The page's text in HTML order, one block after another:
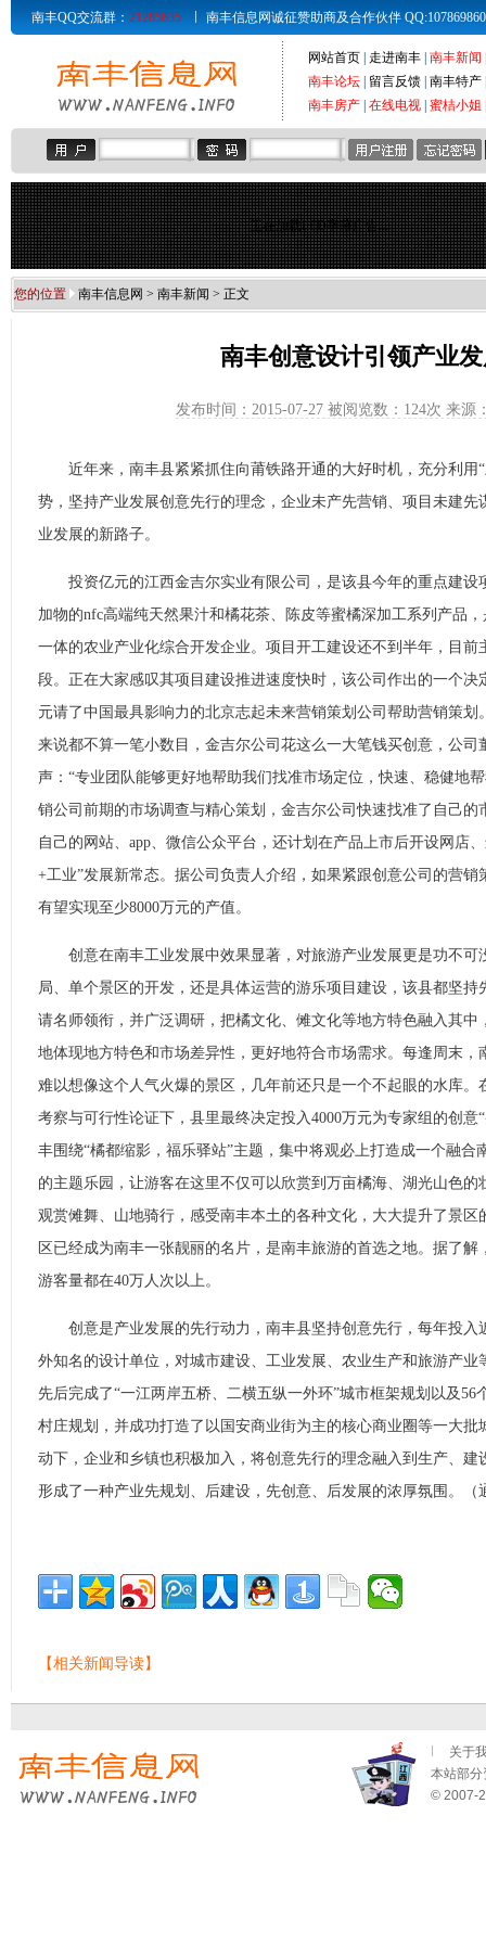
南丰QQ交流群： 21285835 南丰信息网诚征赞助商及合作伙伴
网站首页 走进南丰 南丰新闻
南丰论坛
留言反馈 南丰特产
南丰房产 在线电视 蜜桔小姐
正在加载LED字幕广告...
您的位置 南丰信息网 > 南丰新闻 > 正文
南丰创意设计引领产业
发布时间：2015-07-27 被阅览数： 124次 来源
近年来，南丰县紧紧抓住向莆铁路开通的大好时机，充分利用“
势，坚持产业发展创意先行的理念，企业未产先营销、项目未建先
业发展的新路子。
投资亿元的江西金吉尔实业有限公司，是该县今年的重点建设
加物的nfc高端纯天然果汁和橘花茶、陈皮等蜜橘深加工系列产品
一体的农业产业化综合开发企业。项目开工建设还不到半年，目前
段。正在大家感叹其项目建设推进速度快时，该公司作出的一个决
元请了中国最具影响力的北京志起未来营销策划公司帮助营销策划
来说都不算一笔小数目，金吉尔公司花这么一大笔钱买创意，公司
声：“专业团队能够更好地帮助我们找准市场定位，快速、稳健地
销公司前期的市场调查与精心策划，金吉尔公司快速找准了自己的
自己的网站、app、微信公众平台，还计划在产品上市后开设网店
+工业”发展新常态。据公司负责人介绍，如果紧跟创意公司的营
有望实现至少8000万元的产值。
创意在南丰工业发展中效果显著，对旅游产业发展更是功不可
局、单个景区的开发，还是具体运营的游乐项目建设，该县都坚持
请名师领衔，并广泛调研，把橘文化、傩文化等地方特色融入其中
地体现地方特色和市场差异性，更好地符合市场需求。每逢周末，
难以想像这个人气火爆的景区，几年前还只是一个不起眼的水库。
考察与可行性论证下，县里最终决定投入4000万元为专家组的创意
丰围绕“橘都缩影，福乐驿站”主题，集中将观必上打造成一个融合
的主题乐园，让游客在这里不仅可以欣赏到万亩橘海、湖光山色的
观赏傩舞、山地骑行，感受南丰本土的各种文化，大大提升了景区
区已经成为南丰一张靓丽的名片，是南丰旅游的首选之地。据了
游客量都在40万人次以上。
创意是产业发展的先行动力，南丰县坚持创意先行，每年投入
外知名的设计单位，对城市建设、工业发展、农业生产和旅游产业
先后完成了“一江两岸五桥、二横五纵一外环”城市框架规划以及56
村庄规划，并成功打造了以国安商业街为主的核心商业圈等一大批
动下，企业和乡镇也积极加入，将创意先行的理念融入到生产、建
形成了一种产业先规划、后建设，先创意、后发展的浓厚氛围。（
【相关新闻导读】
关于
本站部分
© 2007-